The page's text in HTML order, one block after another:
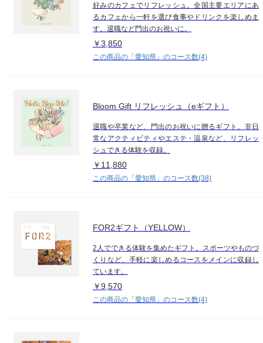
好みのカフェでリフレッシュ。全国主要エリアにあ
るカフェから一軒を選び食事やドリンクを楽しめま
す。退職など門出のお祝いに。
￥3,850
この商品の「愛知県」のコース数(4)
Bloom Gift リフレッシュ（eギフト）
退職や卒業など、門出のお祝いに贈るギフト。非日
常なアクティビティやエステ・温泉など、リフレッ
シュできる体験を収録。
￥11,880
この商品の「愛知県」のコース数(38)
FOR2ギフト（YELLOW）
2人でできる体験を集めたギフト。スポーツやものづ
くりなど、手軽に楽しめるコースをメインに収録し
ています。
￥9,570
この商品の「愛知県」のコース数(4)